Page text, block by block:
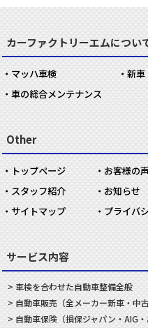
カーファクトリーエムについ
マッハ車検
新車
車の総合メンテナンス
Other
トップページ お客様の
スタッフ紹介
お知らせ
サイトマップ
プライバ
サービス内容
車検を合わせた自動車整備全般
自動車販売 （全メーカー新車・中
自動車保険（損保ジャパン・AIG・